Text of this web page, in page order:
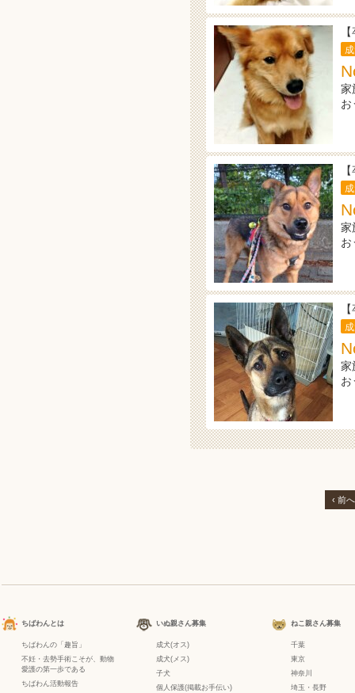
家
お
家
お
家
お
‹ 前へ
ちばわんとは
ちばわんの「趣旨」
不妊・去勢手術こそが、動物
愛護の第一歩である
ちばわん活動報告
いぬ親さん募集
成犬(オス)
成犬(メス)
子犬
個人保護(掲載お手伝い)
ねこ親さん募集
千葉
東京
神奈川
埼玉・長野